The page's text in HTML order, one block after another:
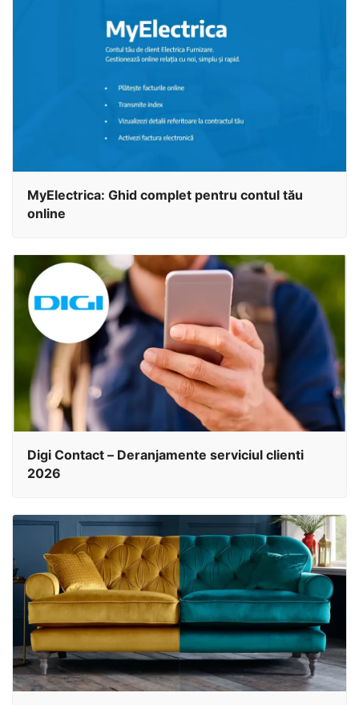
MyElectrica: Ghid complet pentru contul tău
online
Digi Contact – Deranjamente serviciul clienti
2026